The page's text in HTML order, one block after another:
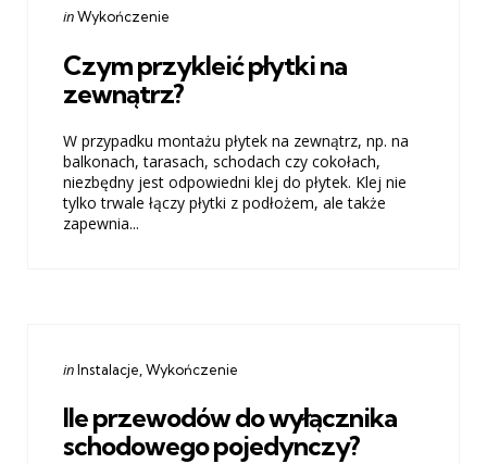
Categories
Posted
inWykończenie
Czym przykleić płytki na
zewnątrz?
W przypadku montażu płytek na zewnątrz, np. na
balkonach, tarasach, schodach czy cokołach,
niezbędny jest odpowiedni klej do płytek. Klej nie
tylko trwale łączy płytki z podłożem, ale także
zapewnia...
Categories
Posted
inInstalacje Wykończenie
Ile przewodów do wyłącznika
schodowego pojedynczy?